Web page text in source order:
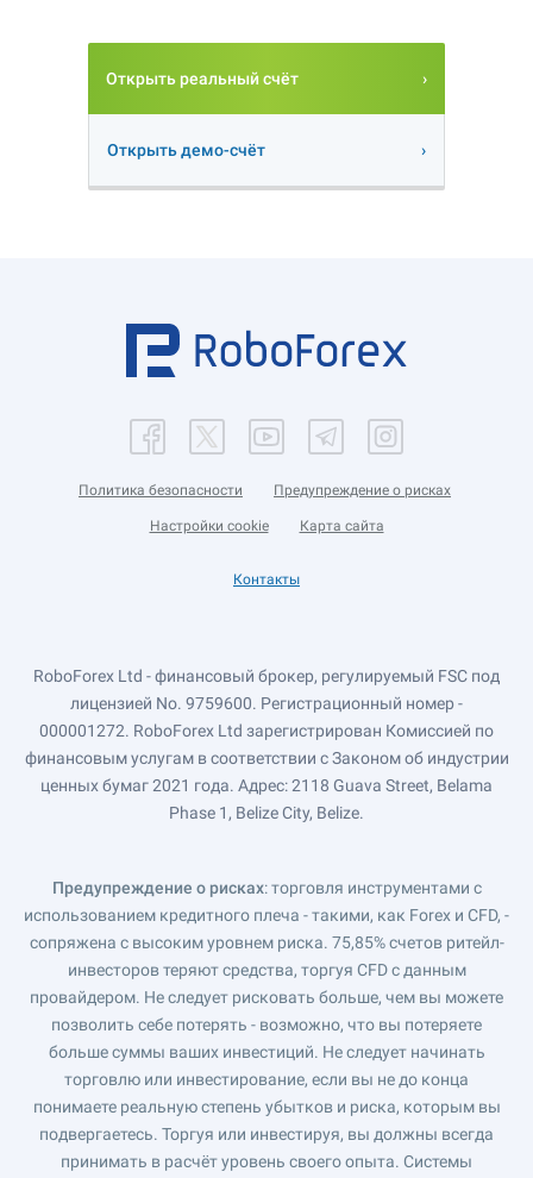
Открыть реальный счёт
Открыть демо-счёт
Политика безопасности Предупреждение о рисках
Настройки cookie Карта сайта
Контакты
RoboForex Ltd - финансовый брокер, регулируемый FSC под
лицензией No. 9759600. Регистрационный номер -
000001272. RoboForex Ltd зарегистрирован Комиссией по
финансовым услугам в соответствии с Законом об индустрии
ценных бумаг 2021 года. Адрес: 2118 Guava Street, Belama
Phase 1, Belize City, Belize.
Предупреждение о рисках: торговля инструментами с
использованием кредитного плеча - такими, как Forex и CFD, -
сопряжена с высоким уровнем риска. 75,85% счетов ритейл-
инвесторов теряют средства, торгуя CFD с данным
провайдером. Не следует рисковать больше, чем вы можете
позволить себе потерять - возможно, что вы потеряете
больше суммы ваших инвестиций. Не следует начинать
торговлю или инвестирование, если вы не до конца
понимаете реальную степень убытков и риска, которым вы
подвергаетесь. Торгуя или инвестируя, вы должны всегда
принимать в расчёт уровень своего опыта. Системы